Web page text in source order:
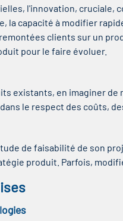
l'innovation, cruciale,
la capacité à modifier
clients sur un
pour le faire évoluer.
existants, en imaginer
le respect des coûts,
de faisabilité de son
produit. Parfois,